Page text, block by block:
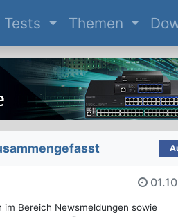
Themen
Bereich Newsmeldungen sowie